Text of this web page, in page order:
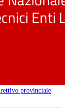
provinciale